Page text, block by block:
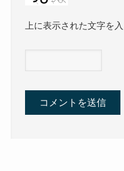
上に表示された文字を